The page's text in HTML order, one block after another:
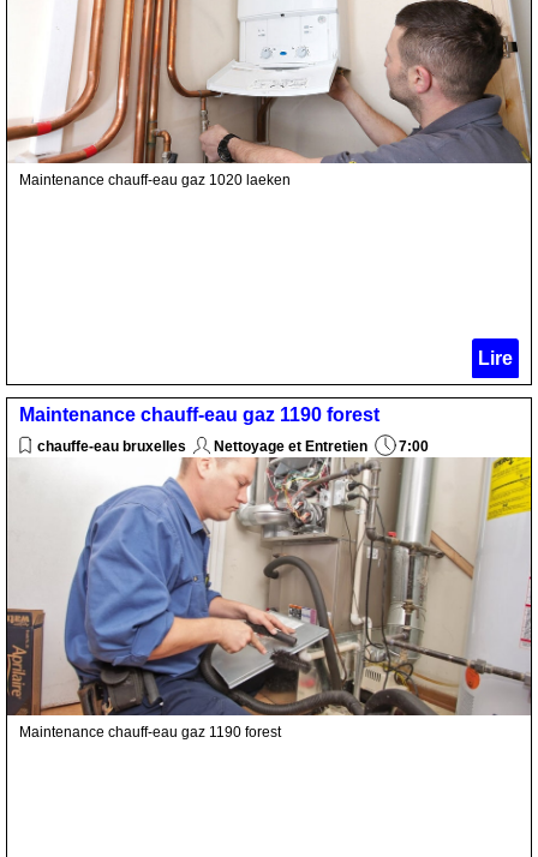
Maintenance chauff-eau gaz 1020 laeken
Lire
Maintenance chauff-eau gaz 1190 forest
chauffe-eau bruxelles Nettoyage et Entretien 7:00
Maintenance chauff-eau gaz 1190 forest